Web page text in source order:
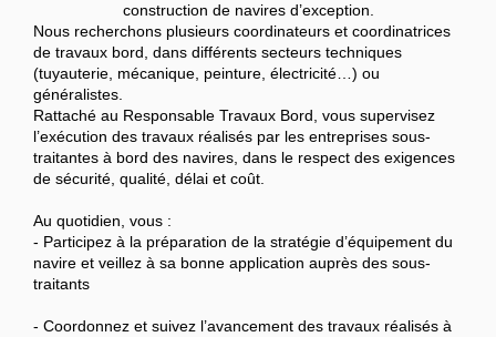
construction de navires d’exception.
Nous recherchons plusieurs coordinateurs et coordinatrices
de travaux bord, dans différents secteurs techniques
(tuyauterie, mécanique, peinture, électricité…) ou
généralistes.
Rattaché au Responsable Travaux Bord, vous supervisez
l’exécution des travaux réalisés par les entreprises sous-
traitantes à bord des navires, dans le respect des exigences
de sécurité, qualité, délai et coût.
Au quotidien, vous :
- Participez à la préparation de la stratégie d’équipement du
navire et veillez à sa bonne application auprès des sous-
traitants
- Coordonnez et suivez l’avancement des travaux réalisés à